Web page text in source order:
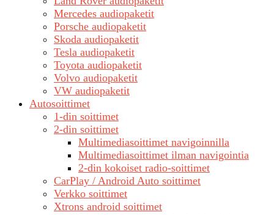
Mercedes audiopaketit
Porsche audiopaketit
Skoda audiopaketit
Tesla audiopaketit
Toyota audiopaketit
Volvo audiopaketit
VW audiopaketit
Autosoittimet
1-din soittimet
2-din soittimet
Multimediasoittimet navigoinnilla
Multimediasoittimet ilman navigointia
2-din kokoiset radio-soittimet
CarPlay / Android Auto soittimet
Verkko soittimet
Xtrons android soittimet